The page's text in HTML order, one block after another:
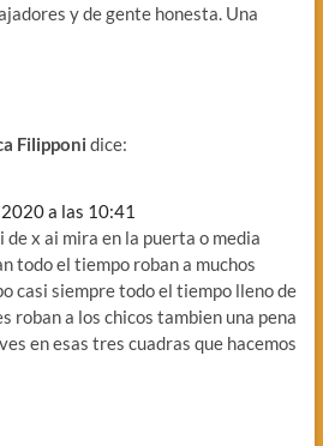
y de gente honesta. Una
Filipponi dice:
a las 10:41
de x ai mira en la puerta o media
todo el tiempo roban a muchos
casi siempre todo el tiempo lleno de
roban a los chicos tambien una pena
en esas tres cuadras que hacemos